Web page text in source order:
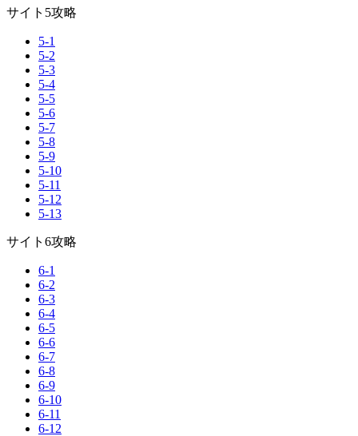
サイト5攻略
5-1
5-2
5-3
5-4
5-5
5-6
5-7
5-8
5-9
5-10
5-11
5-12
5-13
サイト6攻略
6-1
6-2
6-3
6-4
6-5
6-6
6-7
6-8
6-9
6-10
6-11
6-12